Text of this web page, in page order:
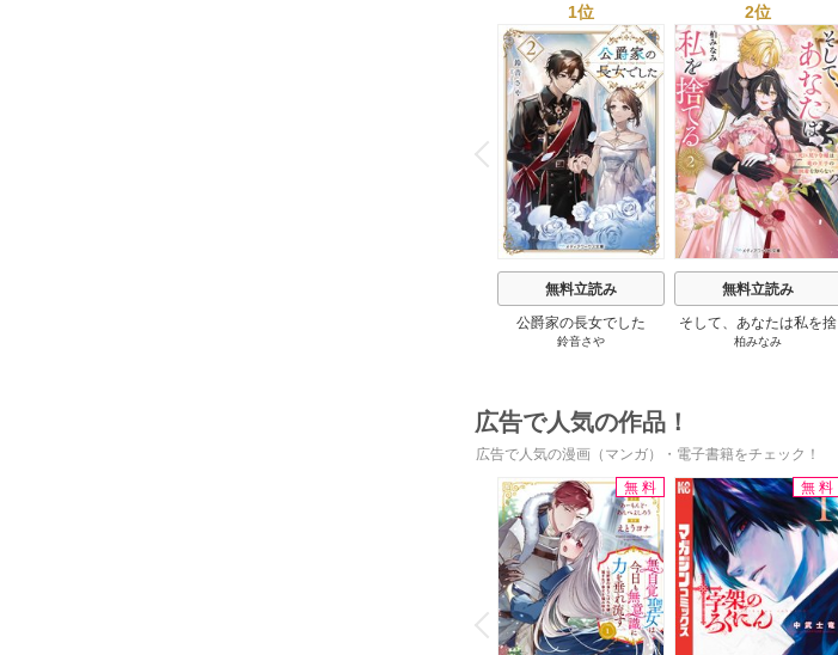
P
r
e
v
i
o
u
s
1位
無料立読み
公爵家の長女でした
鈴音さや
2位
無料立読み
そして、あなたは私を捨
てる
柏みなみ
広告で人気の作品！
広告で人気の漫画（マンガ）・電子書籍をチェック！
P
r
e
v
i
o
u
s
無料 無料